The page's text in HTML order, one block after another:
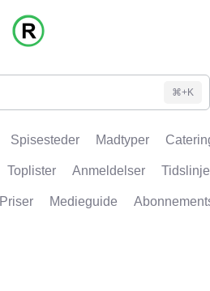
⌘+K
Spisesteder Madtyper
Toplister Anmeldelser Tidslinje
Priser Medieguide